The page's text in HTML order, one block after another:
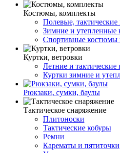
Костюмы, комплекты
Полевые,
Зимние и
Спортивные костюмы
Куртки, ветровки
Летние и тактические
Куртки зимние и
Рюкзаки, сумки, баулы
Тактическое снаряжение
Плитоноски
Тактические кобуры
Ремни
Карематы и пятиточки